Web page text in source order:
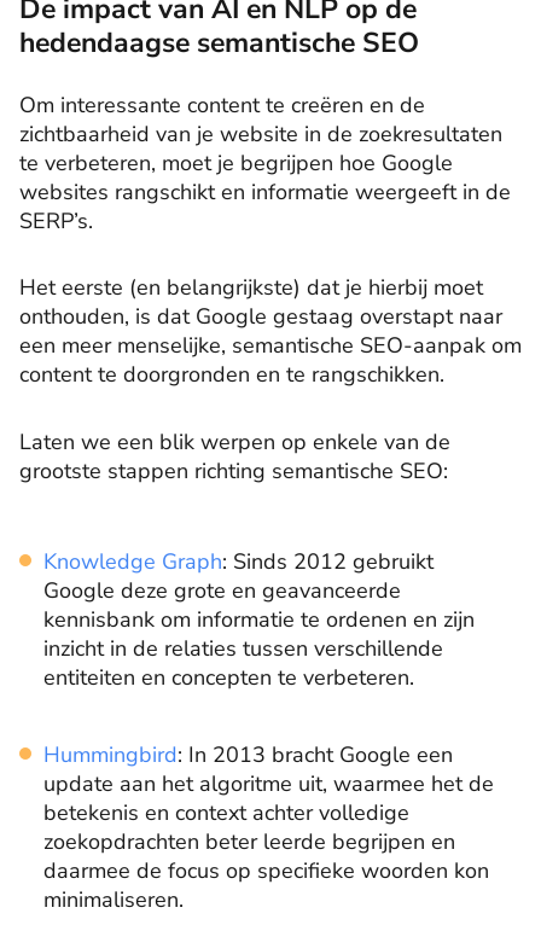
De impact van AI en NLP op de
hedendaagse semantische SEO
Om interessante content te creëren en de
zichtbaarheid van je website in de zoekresultaten
te verbeteren, moet je begrijpen hoe Google
websites rangschikt en informatie weergeeft in de
SERP’s.
Het eerste (en belangrijkste) dat je hierbij moet
onthouden, is dat Google gestaag overstapt naar
een meer menselijke, semantische SEO-aanpak om
content te doorgronden en te rangschikken.
Laten we een blik werpen op enkele van de
grootste stappen richting semantische SEO:
Knowledge Graph: Sinds 2012 gebruikt
Google deze grote en geavanceerde
kennisbank om informatie te ordenen en zijn
inzicht in de relaties tussen verschillende
entiteiten en concepten te verbeteren.
Hummingbird: In 2013 bracht Google een
update aan het algoritme uit, waarmee het de
betekenis en context achter volledige
zoekopdrachten beter leerde begrijpen en
daarmee de focus op specifieke woorden kon
minimaliseren.